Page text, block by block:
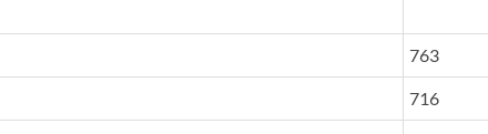
763
716